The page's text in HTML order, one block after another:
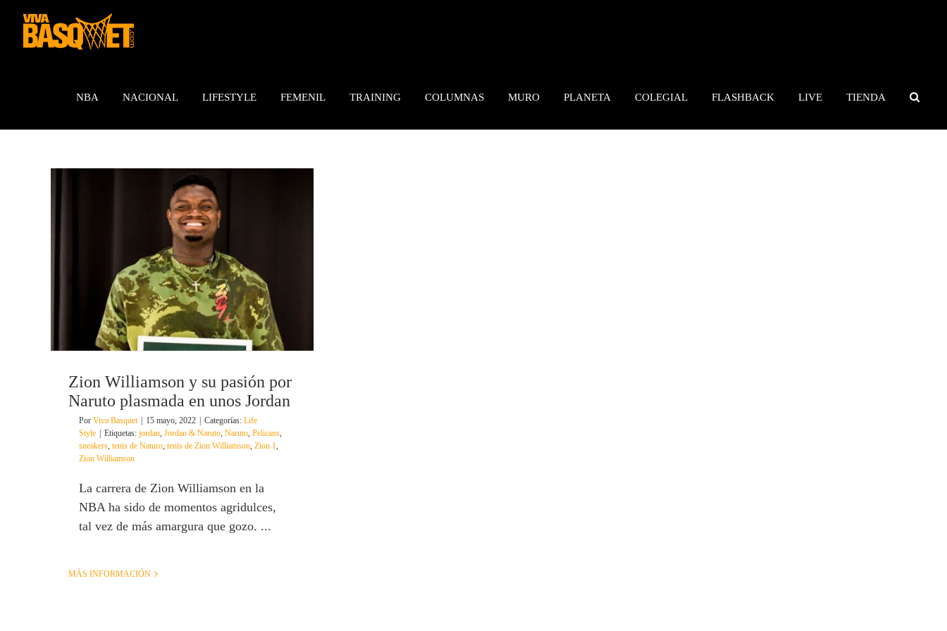
contenido
NBA NACIONAL LIFESTYLE FEMENIL TRAINING COLUMNAS MURO PLANETA COLEGIAL FLASHBACK LIVE TIENDA
Zion Williamson y su pasión por
Naruto plasmada en unos Jordan
Por Viva Basquet 15 mayo, 2022 Categorías: Life
Style
Etiquetas: jordan, Jordan & Naruto, Naruto, Pelicans,
sneakers, tenis de Naturo, tenis de Zion Williamson, Zion 1,
Zion Williamson
La carrera de Zion Williamson en la
NBA ha sido de momentos agridulces,
tal vez de más amargura que gozo. ...
MÁS INFORMACIÓN